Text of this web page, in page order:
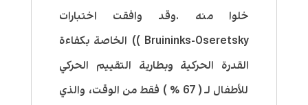
خلوا منه .وقد وافقت اختبارات
Bruininks-Oseretsky )) الخاصة بكفاءة
القدرة الحركية وبطارية التقييم الحركي
للأطفال لـ ( 67 ٪ ) فقط من الوقت، والذي